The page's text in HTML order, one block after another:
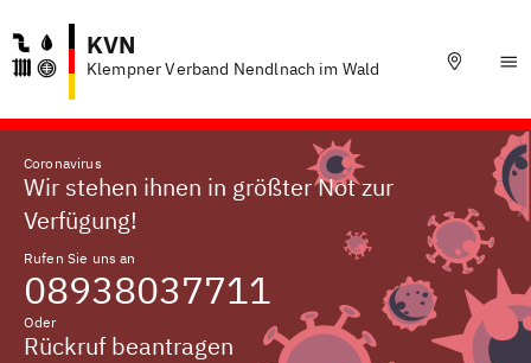
KVN
Klempner Verband Nendlnach im Wald
Coronavirus
Wir stehen ihnen in größter Not zur
Verfügung!
Rufen Sie uns an
08938037711
Oder
Rückruf beantragen